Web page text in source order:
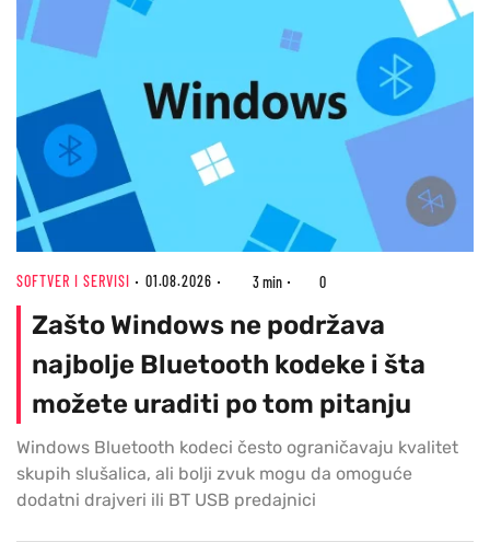
SOFTVER I SERVISI 01.08.2026 3 min 0
Zašto Windows ne podržava
najbolje Bluetooth kodeke i šta
možete uraditi po tom pitanju
Windows Bluetooth kodeci često ograničavaju kvalitet
skupih slušalica, ali bolji zvuk mogu da omoguće
dodatni drajveri ili BT USB predajnici